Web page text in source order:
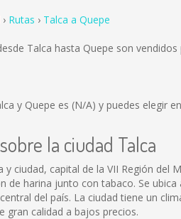
Rutas Talca a Quepe
Talca hasta Quepe son vendidos
y Quepe es (N/A) y puedes elegir
la ciudad Talca
y ciudad, capital de la VII Región del
de harina junto con tabaco. Se
del país. La ciudad tiene un
gran calidad a bajos precios.